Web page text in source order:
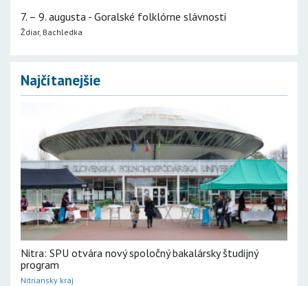
7. – 9. augusta - Goralské folklórne slávnosti
Ždiar, Bachledka
Najčítanejšie
Nitra: SPU otvára nový spoločný bakalársky študijný
program
Nitriansky kraj